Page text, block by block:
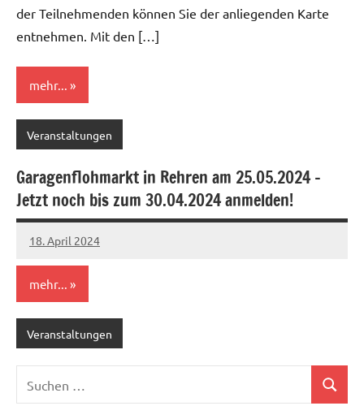
der Teilnehmenden können Sie der anliegenden Karte
entnehmen. Mit den […]
mehr...
Veranstaltungen
Garagenflohmarkt in Rehren am 25.05.2024 –
Jetzt noch bis zum 30.04.2024 anmelden!
18. April 2024
Michael
mehr...
Veranstaltungen
nach:
Suchen